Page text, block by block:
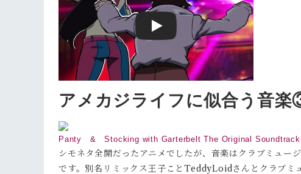
アメカジライフに似合う音
Panty & Stocking with Garterbelt The Original Soundtrack
シモネタ全開だったアニメでしたが、音楽はクラブミュ
です。別名リミックス王子ことTeddyLoidさんとクラブ